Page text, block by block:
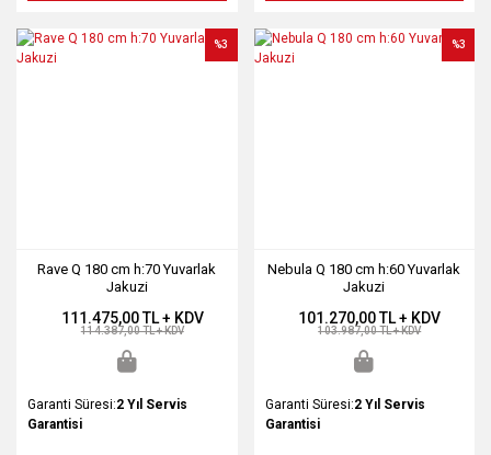
Rave Q 180 cm h:70 Yuvarlak
Jakuzi
%3
111.475,00 TL + KDV
114.387,00 TL + KDV
Garanti Süresi:2 Yıl Servis
Garantisi
Nebula Q 180 cm h:60 Yuvarlak
Jakuzi
%3
101.270,00 TL + KDV
103.987,00 TL + KDV
Garanti Süresi:2 Yıl Servis
Garantisi